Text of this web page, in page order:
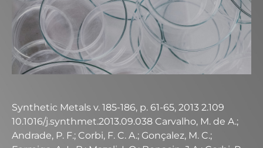
Synthetic Metals v. 185-186, p. 61-65, 2013 2.109
10.1016/j.synthmet.2013.09.038 Carvalho, M. de A.;
Andrade, P. F.; Corbi, F. C. A.; Gonçalez, M. C.;